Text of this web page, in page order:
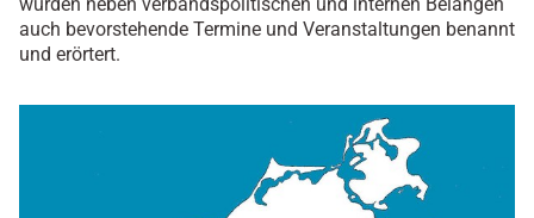
auch bevorstehende Termine und Veranstaltungen benannt
und erörtert.